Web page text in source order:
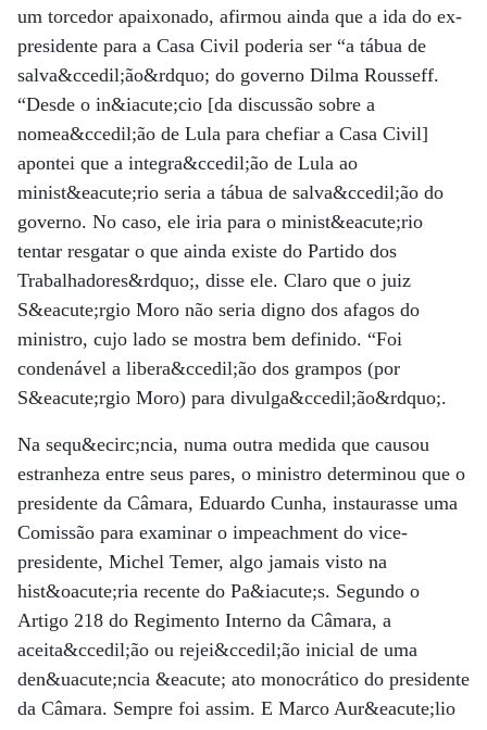
um torcedor apaixonado, afirmou ainda que a ida do ex-
presidente para a Casa Civil poderia ser “a tábua de
salva&ccedil;ão&rdquo; do governo Dilma Rousseff.
“Desde o in&iacute;cio [da discussão sobre a
nomea&ccedil;ão de Lula para chefiar a Casa Civil]
apontei que a integra&ccedil;ão de Lula ao
minist&eacute;rio seria a tábua de salva&ccedil;ão do
governo. No caso, ele iria para o minist&eacute;rio
tentar resgatar o que ainda existe do Partido dos
Trabalhadores&rdquo;, disse ele. Claro que o juiz
S&eacute;rgio Moro não seria digno dos afagos do
ministro, cujo lado se mostra bem definido. “Foi
condenável a libera&ccedil;ão dos grampos (por
S&eacute;rgio Moro) para divulga&ccedil;ão&rdquo;.
Na sequ&ecirc;ncia, numa outra medida que causou
estranheza entre seus pares, o ministro determinou que o
presidente da Câmara, Eduardo Cunha, instaurasse uma
Comissão para examinar o impeachment do vice-
presidente, Michel Temer, algo jamais visto na
hist&oacute;ria recente do Pa&iacute;s. Segundo o
Artigo 218 do Regimento Interno da Câmara, a
aceita&ccedil;ão ou rejei&ccedil;ão inicial de uma
den&uacute;ncia &eacute; ato monocrático do presidente
da Câmara. Sempre foi assim. E Marco Aur&eacute;lio